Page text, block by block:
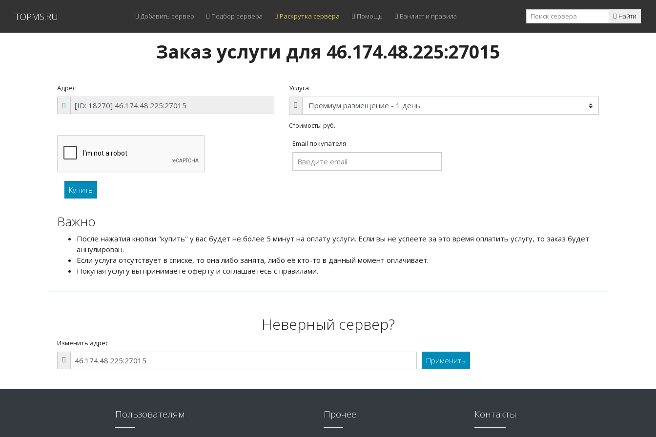
TOPMS.RU Добавить сервер Подбор сервера Раскрутка сервера Помощь Банлист и правила Найти
Заказ услуги для 46.174.48.225:27015
Адрес Услуга
Стоимость: руб.
Email покупателя
Важно
После нажатия кнопки "купить" у вас будет не более 5 минут на оплату услуги. Если вы не успеете за это время оплатить услугу, то заказ будет
аннулирован.
Если услуга отсутствует в списке, то она либо занята, либо её кто-то в данный момент оплачивает.
Покупая услугу вы принимаете оферту и соглашаетесь с правилами.
Неверный сервер?
Изменить адрес
Пользователям Прочее Контакты